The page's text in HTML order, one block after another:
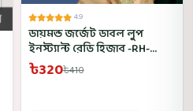
4.9
ডায়মন্ড জর্জেট ডাবল লুপ
ইনস্ট্যান্ট রেডি হিজাব -RH-
Kochuripana Color
৳320৳410